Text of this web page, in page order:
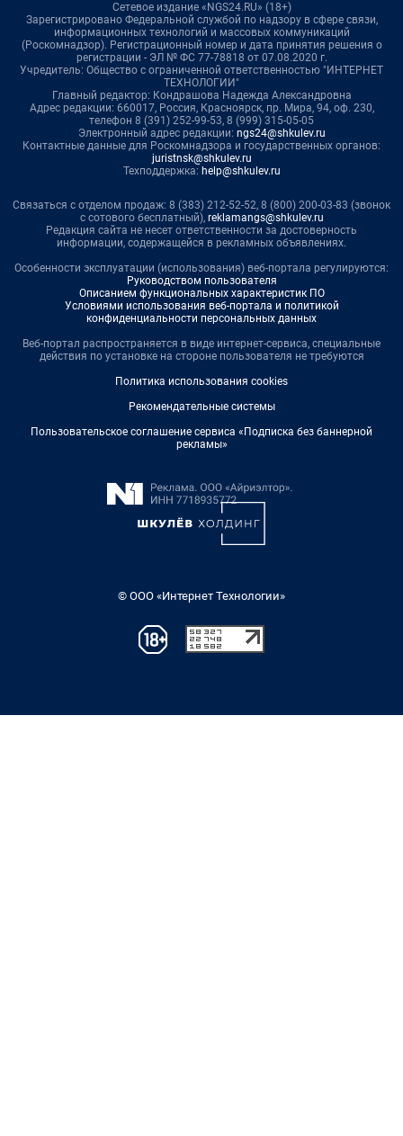
Сетевое издание «NGS24.RU» (18+)
Зарегистрировано Федеральной службой по надзору в сфере связи,
информационных технологий и массовых коммуникаций
(Роскомнадзор). Регистрационный номер и дата принятия решения о
регистрации - ЭЛ № ФС 77-78818 от 07.08.2020 г.
Учредитель: Общество с ограниченной ответственностью "ИНТЕРНЕТ
ТЕХНОЛОГИИ"
Главный редактор: Кондрашова Надежда Александровна
Адрес редакции: 660017, Россия, Красноярск, пр. Мира, 94, оф. 230,
телефон 8 (391) 252-99-53, 8 (999) 315-05-05
Электронный адрес редакции: ngs24@shkulev.ru
Контактные данные для Роскомнадзора и государственных органов:
juristnsk@shkulev.ru
Техподдержка: help@shkulev.ru
Связаться с отделом продаж: 8 (383) 212-52-52, 8 (800) 200-03-83 (звонок
с сотового бесплатный), reklamangs@shkulev.ru
Редакция сайта не несет ответственности за достоверность
информации, содержащейся в рекламных объявлениях.
Особенности эксплуатации (использования) веб-портала регулируются:
Руководством пользователя
Описанием функциональных характеристик ПО
Условиями использования веб-портала и политикой
конфиденциальности персональных данных
Веб-портал распространяется в виде интернет-сервиса, специальные
действия по установке на стороне пользователя не требуются
Политика использования cookies
Рекомендательные системы
Пользовательское соглашение сервиса «Подписка без баннерной
рекламы»
© ООО «Интернет Технологии»